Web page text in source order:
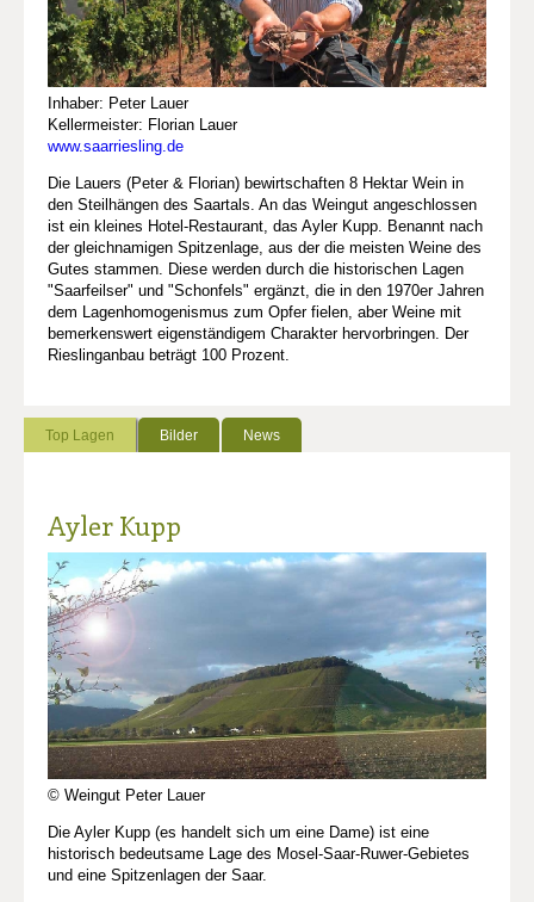
Inhaber: Peter Lauer
Kellermeister: Florian Lauer
www.saarriesling.de
Die Lauers (Peter & Florian) bewirtschaften 8 Hektar Wein in
den Steilhängen des Saartals. An das Weingut angeschlossen
ist ein kleines Hotel-Restaurant, das Ayler Kupp. Benannt nach
der gleichnamigen Spitzenlage, aus der die meisten Weine des
Gutes stammen. Diese werden durch die historischen Lagen
"Saarfeilser" und "Schonfels" ergänzt, die in den 1970er Jahren
dem Lagenhomogenismus zum Opfer fielen, aber Weine mit
bemerkenswert eigenständigem Charakter hervorbringen. Der
Rieslinganbau beträgt 100 Prozent.
Top Lagen Bilder News
Ayler Kupp
© Weingut Peter Lauer
Die Ayler Kupp (es handelt sich um eine Dame) ist eine
historisch bedeutsame Lage des Mosel-Saar-Ruwer-Gebietes
und eine Spitzenlagen der Saar.